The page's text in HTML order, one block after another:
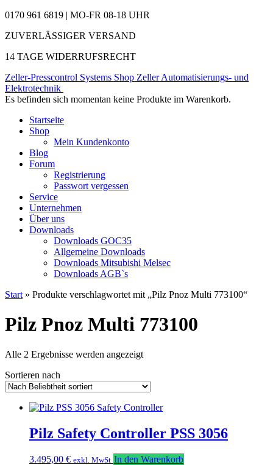
0170 961 6819 | MO-FR 08-18 UHR
ZUVERLÄSSIGER VERSAND
14 TAGE WIDERRUFSRECHT
Zeller-Presscontrol Systems Shop Zeller Automatisierungs- und
Elektrotechnik
Es befinden sich momentan keine Produkte im Warenkorb.
Startseite
Shop
Mein Kundenkonto
Blog
Forum
Registrierung
Passwort vergessen
Service
Unternehmen
Über uns
Downloads
Downloads GOC35
Allgemeine Downloads
Downloads Mitsubishi Melsec
Downloads AGB`s
Start » Produkte verschlagwortet mit „Pilz Pnoz Multi 773100“
Pilz Pnoz Multi 773100
Alle 2 Ergebnisse werden angezeigtNach
Sortieren nach
Pilz Safety Controller PSS 3056
3.495,00 € exkl. MwSt In den Warenkorb